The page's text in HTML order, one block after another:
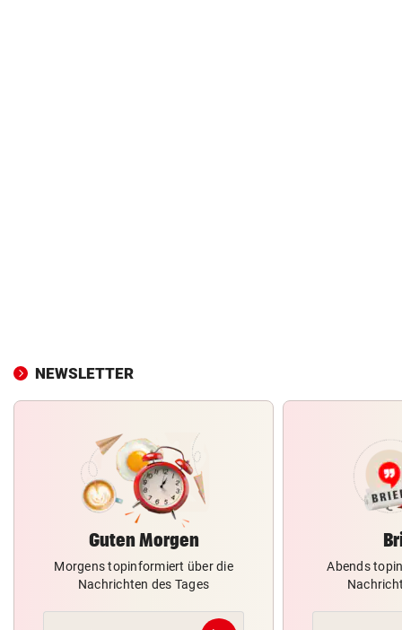
NEWSLETTER
Guten Morgen
Morgens topinformiert über die
Nachrichten des Tages
Abends